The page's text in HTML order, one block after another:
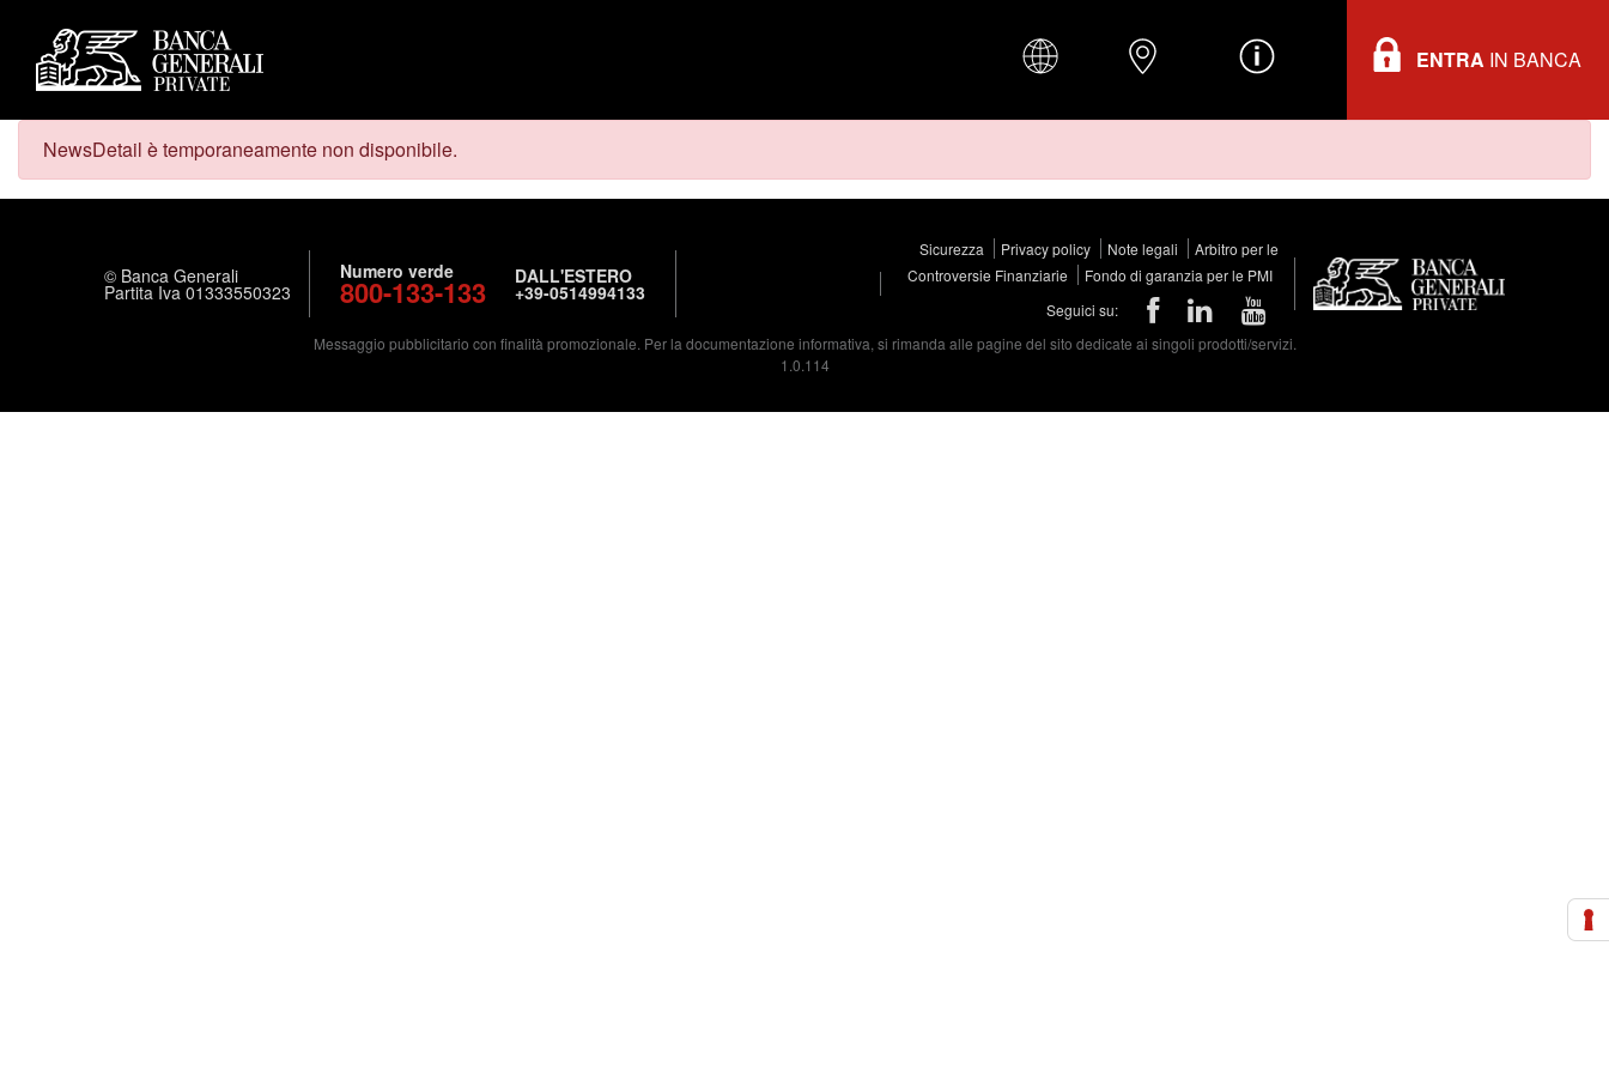
ENTRA IN BANCA
NewsDetail è temporaneamente non disponibile.
© Banca Generali
Partita Iva 01333550323
Numero verde
800-133-133 DALL'ESTERO
+39-0514994133
Sicurezza Privacy policy Note legali
Arbitro per le
Controversie Finanziarie
Fondo di garanzia per le PMI
Seguici su:
Messaggio pubblicitario con finalità promozionale. Per la documentazione informativa, si rimanda alle pagine del sito dedicate ai singoli prodotti/servizi.
1.0.114